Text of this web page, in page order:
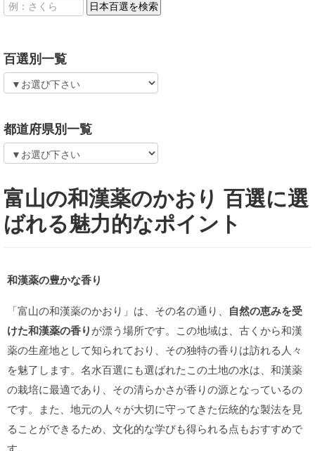
百選別一覧
都道府県別一覧
富山の和漢薬のかおり 百選に選
ばれる魅力的なポイント
和漢薬の豊かな香り
「富山の和漢薬のかおり」は、その名の通り、 自然の恵みを受
けた和漢薬の香りが漂う場所です。この地域は、古くから和漢
薬の生産地として知られており、その独特の香りは訪れる人々
を魅了します。名水百選にも選ばれたこの土地の水は、和漢薬
の栽培に最適であり、その清らかさが香りの源となっているの
です。また、地元の人々が大切に守ってきた伝統的な製法を見
ることができるため、文化的な学びも得られる点もおすすめで
す。